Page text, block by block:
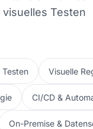
visuelles Testen
Testen Visuelle
CI/CD &
On-Premise &